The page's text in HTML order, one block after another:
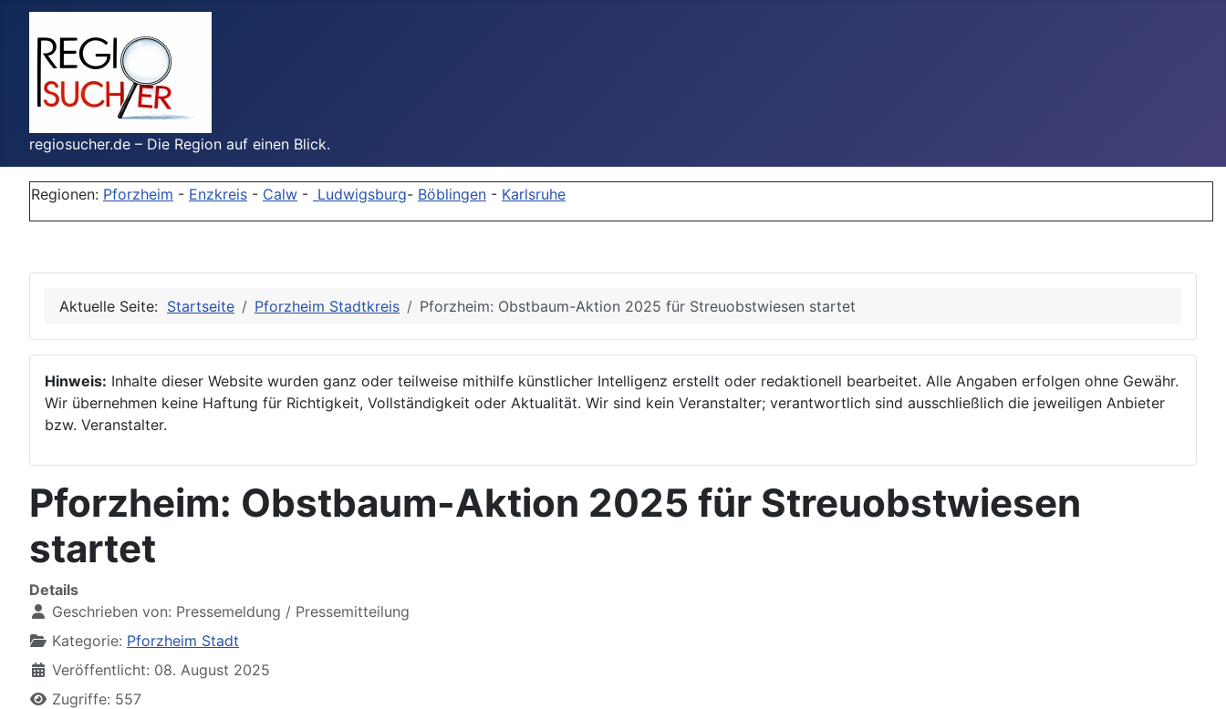
regiosucher.de – Die Region auf einen Blick.
Regionen: Pforzheim - Enzkreis - Calw - Ludwigsburg- Böblingen - Karlsruhe
Aktuelle Seite: Startseite Pforzheim Stadtkreis Pforzheim: Obstbaum-Aktion 2025 für Streuobstwiesen startet
Hinweis: Inhalte dieser Website wurden ganz oder teilweise mithilfe künstlicher Intelligenz erstellt oder redaktionell bearbeitet. Alle Angaben erfolgen ohne Gewähr.
Wir übernehmen keine Haftung für Richtigkeit, Vollständigkeit oder Aktualität. Wir sind kein Veranstalter; verantwortlich sind ausschließlich die jeweiligen Anbieter
bzw. Veranstalter.
Pforzheim: Obstbaum-Aktion 2025 für Streuobstwiesen
startet
Details
Geschrieben von: Pressemeldung / Pressemitteilung
Kategorie: Pforzheim Stadt
Veröffentlicht: 08. August 2025
Zugriffe: 557